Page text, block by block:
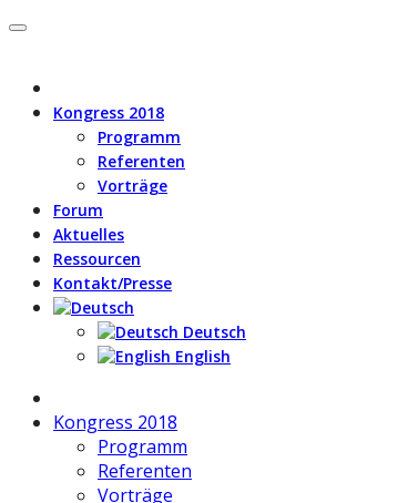
Kongress 2018
Programm
Referenten
Vorträge
Forum
Aktuelles
Ressourcen
Kontakt/Presse
Deutsch
English
Kongress 2018
Programm
Referenten
Vorträge